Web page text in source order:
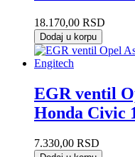
18.170,00 RSD
Dodaj u korpu
EGR ventil
Honda Civic
7.330,00 RSD